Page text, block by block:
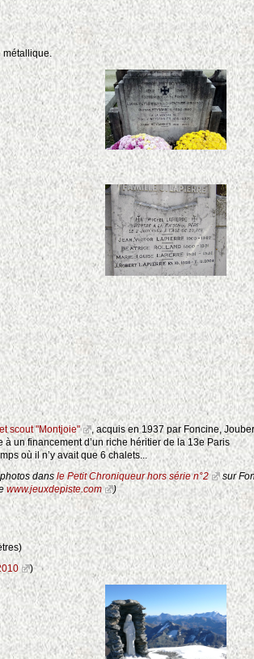
métallique.
scout "Montjoie" , acquis en 1937 par Foncine,
à un financement d’un riche héritier de la 13e Paris
où il n’y avait que 6 chalets...
dansle Petit Chroniqueur hors série n°2 sur
www.jeuxdepiste.com )
)